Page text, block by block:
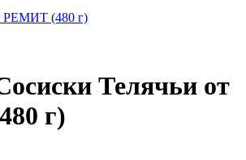
РЕМИТ (480 г)
Телячьи от
г)